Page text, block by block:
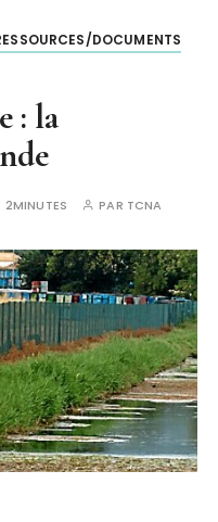
DOCUMENTS
: la
2MINUTES PAR TCNA